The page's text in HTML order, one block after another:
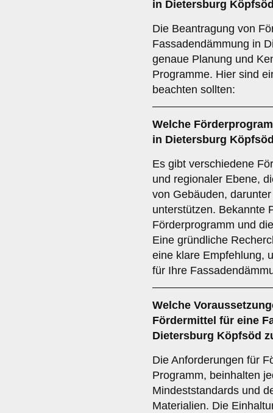
in Dietersburg
Die Beantragung von
Fassadendämmung in
genaue Planung und
Programme. Hier sind
beachten sollten:
Welche
in Dietersburg
Es gibt verschiedene
und regionaler Ebene,
von Gebäuden,
unterstützen. Bekannte
Förderprogramm und
Eine gründliche
eine klare Empfehlung,
für Ihre
Welche
Fördermittel für eine
Dietersburg Köpfsöd
Die Anforderungen für
Programm, beinhalten
Mindeststandards und
Materialien. Die